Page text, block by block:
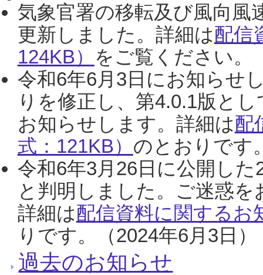
気象官署の移転及び風向風
更新しました。詳細は配信
124KB） をご覧ください。
令和6年6月3日にお知らせ
りを修正し、第4.0.1版と
お知らせします。詳細は配
式：121KB） のとおりです
令和6年3月26日に公開し
と判明しました。ご迷惑
詳細は配信資料に関するお
りです。（2024年6月3日）
過去のお知らせ